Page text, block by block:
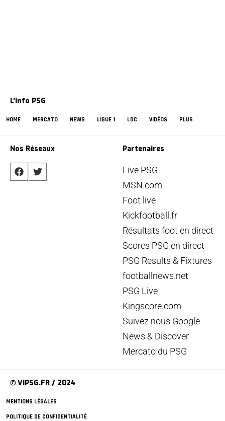
L'info PSG
HOME MERCATO NEWS LIGUE 1 LDC VIDÉOS PLUS
Nos Réseaux Partenaires
Live PSG
MSN.com
Foot live
Kickfootball.fr
Résultats foot en direct
Scores PSG en direct
PSG Results & Fixtures
footballnews.net
PSG Live
Kingscore.com
Suivez nous Google
News & Discover
Mercato du PSG
© VIPSG.FR / 2024
MENTIONS LÉGALES
POLITIQUE DE CONFIDENTIALITÉ